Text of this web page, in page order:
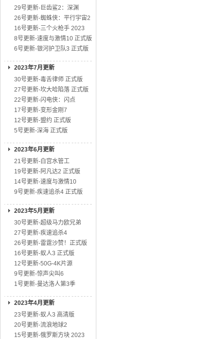
29号更新-巨齿鲨2：深渊
26号更新-蜘蛛侠：平行宇宙2
16号更新-三个火枪手 2023
8号更新-速度与激情10 正式版
6号更新-银河护卫队3 正式版
2023年7月更新
30号更新-毒舌律师 正式版
27号更新-坎大哈陷落 正式版
22号更新-闪电侠：闪点
17号更新-变形金刚7
12号更新-盟约 正式版
5号更新-深海 正式版
2023年6月更新
21号更新-白宫水管工
19号更新-阿凡达2 正式版
14号更新-速度与激情10
9号更新-疾速追杀4 正式版
2023年5月更新
30号更新-超级马力欧兄弟
27号更新-疾速追杀4
26号更新-雷霆沙赞！正式版
16号更新-蚁人3 正式版
12号更新-50G-4K片源
9号更新-惊声尖叫6
1号更新-曼达洛人第3季
2023年4月更新
23号更新-蚁人3 高清版
20号更新-流浪地球2
15号更新-俄罗斯方块 2023